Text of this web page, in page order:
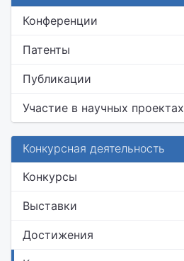
Конференции
Патенты
Публикации
Участие в научных проектах
Конкурсная деятельность
Конкурсы
Выставки
Достижения